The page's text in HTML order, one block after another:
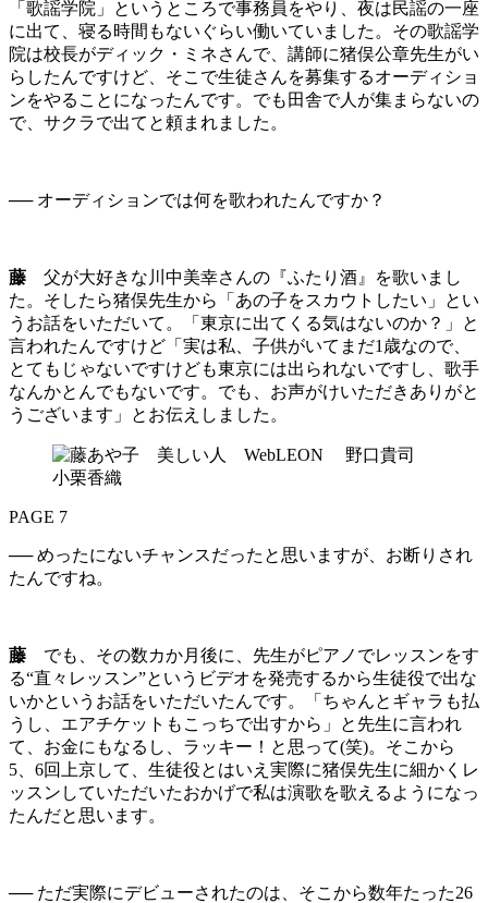
「歌謡学院」というところで事務員をやり、夜は民謡の一座
に出て、寝る時間もないぐらい働いていました。その歌謡学
院は校長がディック・ミネさんで、講師に猪俣公章先生がい
らしたんですけど、そこで生徒さんを募集するオーディショ
ンをやることになったんです。でも田舎で人が集まらないの
で、サクラで出てと頼まれました。
── オーディションでは何を歌われたんですか？
藤 父が大好きな川中美幸さんの『ふたり酒』を歌いまし
た。そしたら猪俣先生から「あの子をスカウトしたい」とい
うお話をいただいて。「東京に出てくる気はないのか？」と
言われたんですけど「実は私、子供がいてまだ1歳なので、
とてもじゃないですけども東京には出られないですし、歌手
なんかとんでもないです。でも、お声がけいただきありがと
うございます」とお伝えしました。
PAGE 7
── めったにないチャンスだったと思いますが、お断りされ
たんですね。
藤 でも、その数カか月後に、先生がピアノでレッスンをす
る“直々レッスン”というビデオを発売するから生徒役で出な
いかというお話をいただいたんです。「ちゃんとギャラも払
うし、エアチケットもこっちで出すから」と先生に言われ
て、お金にもなるし、ラッキー！と思って(笑)。そこから
5、6回上京して、生徒役とはいえ実際に猪俣先生に細かくレ
ッスンしていただいたおかげで私は演歌を歌えるようになっ
たんだと思います。
── ただ実際にデビューされたのは、そこから数年たった26